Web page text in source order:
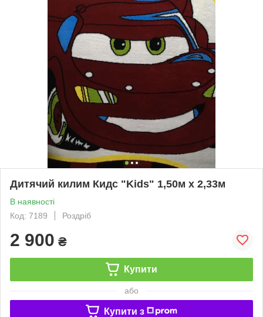
Дитячий килим Кидс "Kids" 1,50м х 2,33м
В наявності
Код: 7189
Роздріб
2 900 ₴
Купити
або
Купити з